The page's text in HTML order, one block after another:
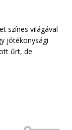
színes világával
jótékonysági
űrt, de